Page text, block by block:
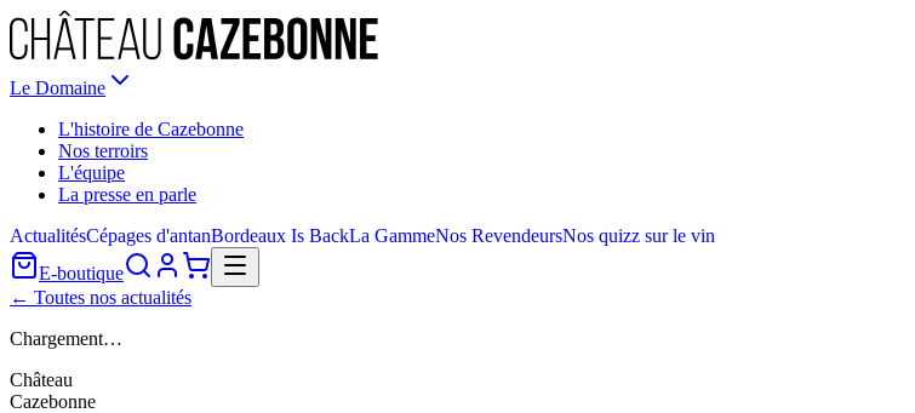
Le Domaine
L'histoire de Cazebonne
Nos terroirs
L'équipe
La presse en parle
ActualitésCépages d'antanBordeaux Is BackLa GammeNos RevendeursNos quizz sur le vin
E-boutique
← Toutes nos actualités
Chargement…
Château
Cazebonne